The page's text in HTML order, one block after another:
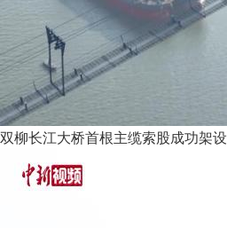
双柳长江大桥首根主缆索股成功架设